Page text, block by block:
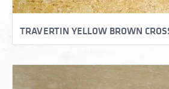
TRAVERTIN YELLOW BROWN